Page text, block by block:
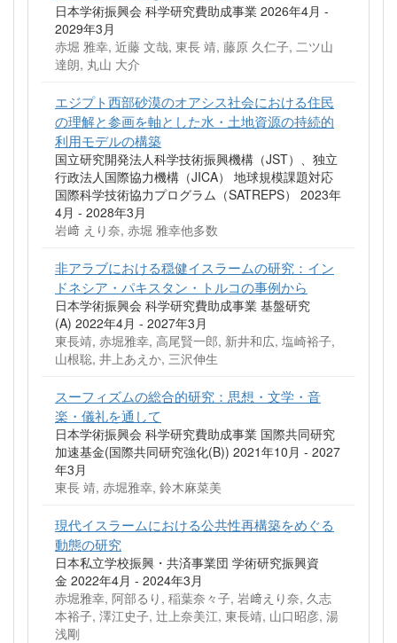
日本学術振興会 科学研究費助成事業 2026年4月 -
2029年3月
赤堀 雅幸, 近藤 文哉, 東長 靖, 藤原 久仁子, 二ツ山
達朗, 丸山 大介
エジプト西部砂漠のオアシス社会における住民
の理解と参画を軸とした水・土地資源の持続的
利用モデルの構築
国立研究開発法人科学技術振興機構（JST）、独立
行政法人国際協力機構（JICA） 地球規模課題対応
国際科学技術協力プログラム（SATREPS） 2023年
4月 - 2028年3月
岩﨑 えり奈, 赤堀 雅幸他多数
非アラブにおける穏健イスラームの研究：イン
ドネシア・パキスタン・トルコの事例から
日本学術振興会 科学研究費助成事業 基盤研究
(A) 2022年4月 - 2027年3月
東長靖, 赤堀雅幸, 高尾賢一郎, 新井和広, 塩崎裕子,
山根聡, 井上あえか, 三沢伸生
スーフィズムの総合的研究：思想・文学・音
楽・儀礼を通して
日本学術振興会 科学研究費助成事業 国際共同研究
加速基金(国際共同研究強化(B)) 2021年10月 - 2027
年3月
東長 靖, 赤堀雅幸, 鈴木麻菜美
現代イスラームにおける公共性再構築をめぐる
動態の研究
日本私立学校振興・共済事業団 学術研究振興資
金 2022年4月 - 2024年3月
赤堀雅幸, 阿部るり, 稲葉奈々子, 岩﨑えり奈, 久志
本裕子, 澤江史子, 辻上奈美江, 東長靖, 山口昭彦, 湯
浅剛